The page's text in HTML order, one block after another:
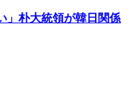
」朴大統領が韓日関係